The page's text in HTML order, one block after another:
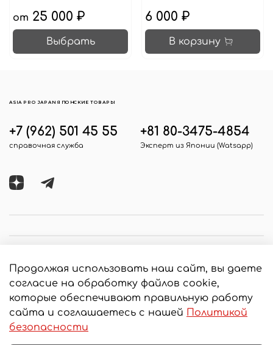
от 25 000 ₽
Выбрать
6 000 ₽
В корзину
+7 (962) 501 45 55
справочная служба
+81 80-3475-4854
Эксперт из Японии (Watsapp)
ASIA PRO JAPAN ЯПОНСКИЕ ТОВАРЫ
© 2020 Любое использование контента без
письменного разрешения запрещено
Продолжая использовать наш сайт, вы даете
согласие на обработку файлов cookie,
которые обеспечивают правильную работу
сайта и соглашаетесь с нашей Политикой
безопасности